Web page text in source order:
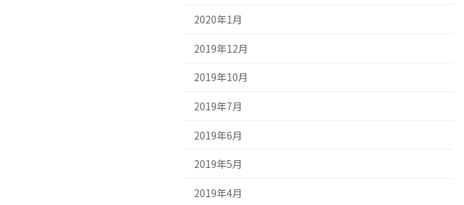
2020年1月
2019年12月
2019年10月
2019年7月
2019年6月
2019年5月
2019年4月